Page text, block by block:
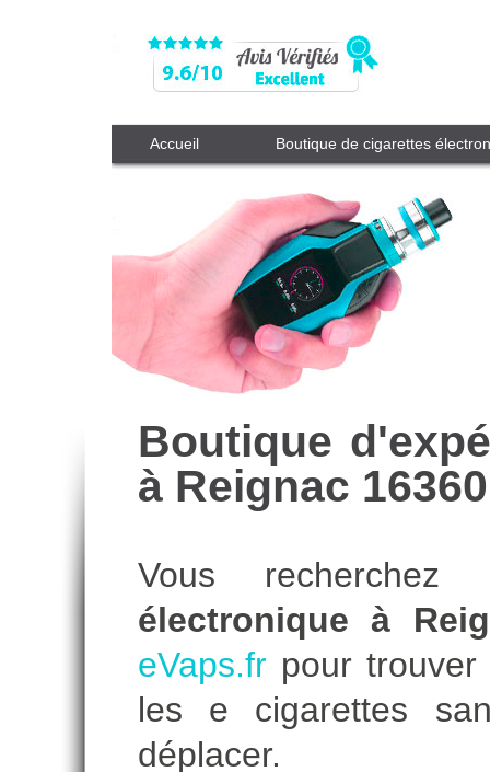
Accueil Boutique de cigarettes
Boutique
à Reignac 16360
Vous
électronique à
eVaps.frpour trouver
les e cigarettes
déplacer.